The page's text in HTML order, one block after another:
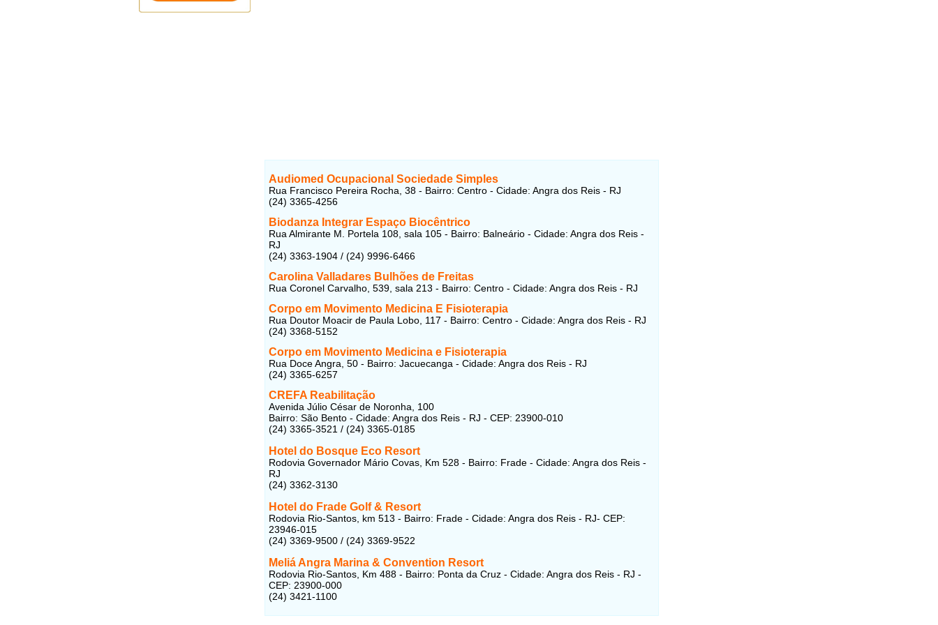
Audiomed Ocupacional Sociedade Simples
Rua Francisco Pereira Rocha, 38 - Bairro: Centro - Cidade: Angra dos Reis - RJ
(24) 3365-4256
Biodanza Integrar Espaço Biocêntrico
Rua Almirante M. Portela 108, sala 105 - Bairro: Balneário - Cidade: Angra dos Reis -
RJ
(24) 3363-1904 / (24) 9996-6466
Carolina Valladares Bulhões de Freitas
Rua Coronel Carvalho, 539, sala 213 - Bairro: Centro - Cidade: Angra dos Reis - RJ
Corpo em Movimento Medicina E Fisioterapia
Rua Doutor Moacir de Paula Lobo, 117 - Bairro: Centro - Cidade: Angra dos Reis - RJ
(24) 3368-5152
Corpo em Movimento Medicina e Fisioterapia
Rua Doce Angra, 50 - Bairro: Jacuecanga - Cidade: Angra dos Reis - RJ
(24) 3365-6257
CREFA Reabilitação
Avenida Júlio César de Noronha, 100
Bairro: São Bento - Cidade: Angra dos Reis - RJ - CEP: 23900-010
(24) 3365-3521 / (24) 3365-0185
Hotel do Bosque Eco Resort
Rodovia Governador Mário Covas, Km 528 - Bairro: Frade - Cidade: Angra dos Reis -
RJ
(24) 3362-3130
Hotel do Frade Golf & Resort
Rodovia Rio-Santos, km 513 - Bairro: Frade - Cidade: Angra dos Reis - RJ- CEP:
23946-015
(24) 3369-9500 / (24) 3369-9522
Meliá Angra Marina & Convention Resort
Rodovia Rio-Santos, Km 488 - Bairro: Ponta da Cruz - Cidade: Angra dos Reis - RJ -
CEP: 23900-000
(24) 3421-1100